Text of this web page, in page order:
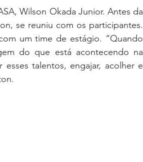
Wilson Okada Junior. Antes da
se reuniu com os participantes.
um time de estágio. “Quando
do que está acontecendo na
esses talentos, engajar, acolher e